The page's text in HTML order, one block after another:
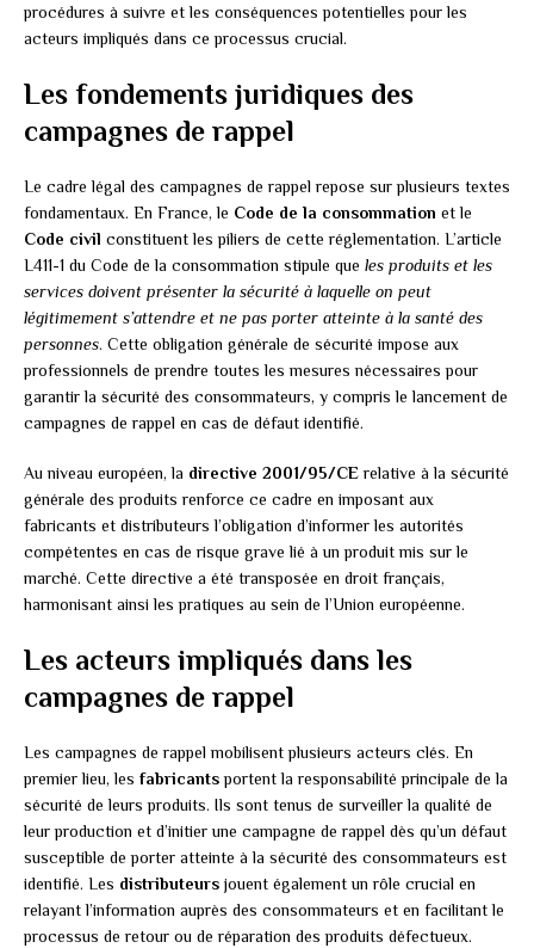
procédures à suivre et les conséquences potentielles pour les
acteurs impliqués dans ce processus crucial.
Les fondements juridiques des
campagnes de rappel
Le cadre légal des campagnes de rappel repose sur plusieurs textes
fondamentaux. En France, le Code de la consommation et le
Code civil constituent les piliers de cette réglementation. L’article
L411-1 du Code de la consommation stipule que les produits et les
services doivent présenter la sécurité à laquelle on peut
légitimement s’attendre et ne pas porter atteinte à la santé des
personnes. Cette obligation générale de sécurité impose aux
professionnels de prendre toutes les mesures nécessaires pour
garantir la sécurité des consommateurs, y compris le lancement de
campagnes de rappel en cas de défaut identifié.
Au niveau européen, la directive 2001/95/CErelative à la sécurité
générale des produits renforce ce cadre en imposant aux
fabricants et distributeurs l’obligation d’informer les autorités
compétentes en cas de risque grave lié à un produit mis sur le
marché. Cette directive a été transposée en droit français,
harmonisant ainsi les pratiques au sein de l’Union européenne.
Les acteurs impliqués dans les
campagnes de rappel
Les campagnes de rappel mobilisent plusieurs acteurs clés. En
premier lieu, les fabricantsportent la responsabilité principale de la
sécurité de leurs produits. Ils sont tenus de surveiller la qualité de
leur production et d’initier une campagne de rappel dès qu’un défaut
susceptible de porter atteinte à la sécurité des consommateurs est
identifié. Les distributeurs jouent également un rôle crucial en
relayant l’information auprès des consommateurs et en facilitant le
processus de retour ou de réparation des produits défectueux.